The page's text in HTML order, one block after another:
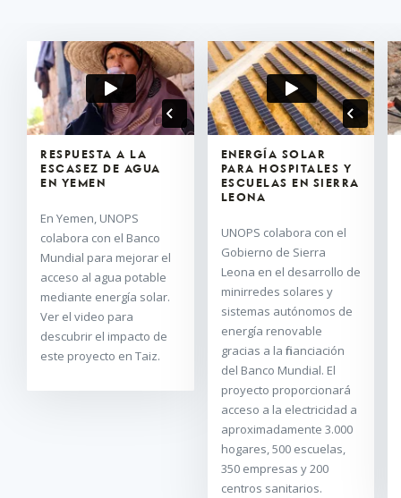
RESPUESTA A LA
ESCASEZ DE AGUA
EN YEMEN
En Yemen, UNOPS
colabora con el Banco
Mundial para mejorar el
acceso al agua potable
mediante energía solar.
Ver el video para
descubrir el impacto de
este proyecto en Taiz.
ENERGÍA SOLAR
PARA HOSPITALES Y
ESCUELAS EN SIERRA
LEONA
UNOPS colabora con el
Gobierno de Sierra
Leona en el desarrollo de
minirredes solares y
sistemas autónomos de
energía renovable
gracias a la financiación
del Banco Mundial. El
proyecto proporcionará
acceso a la electricidad a
aproximadamente 3.000
hogares, 500 escuelas,
350 empresas y 200
centros sanitarios.